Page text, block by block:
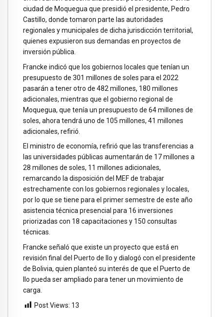
ciudad de Moquegua que presidió el presidente, Pedro
Castillo, donde tomaron parte las autoridades
regionales y municipales de dicha jurisdicción territorial,
quienes expusieron sus demandas en proyectos de
inversión pública.
Francke indicó que los gobiernos locales que tenían un
presupuesto de 301 millones de soles para el 2022
pasarán a tener otro de 482 millones, 180 millones
adicionales, mientras que el gobierno regional de
Moquegua, que tenía un presupuesto de 64 millones de
soles, ahora tendrá uno de 105 millones, 41 millones
adicionales, refirió.
El ministro de economía, refirió que las transferencias a
las universidades públicas aumentarán de 17 millones a
28 millones de soles, 11 millones adicionales,
remarcando la disposición del MEF de trabajar
estrechamente con los gobiernos regionales y locales,
por lo que se tiene para el primer semestre de este año
asistencia técnica presencial para 16 inversiones
priorizadas con 18 capacitaciones y 150 consultas
técnicas.
Francke señaló que existe un proyecto que está en
revisión final del Puerto de Ilo y dialogó con el presidente
de Bolivia, quien planteó su interés de que el Puerto de
Ilo pueda ser ampliado para tener un movimiento de
carga.
Post Views: 13